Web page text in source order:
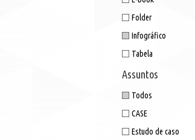
Folder
Infográfico
Tabela
Assuntos
Todos
CASE
Estudo de caso